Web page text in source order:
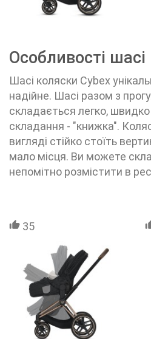
Особливості
Шасі коляски Cybex
надійне. Шасі разом з
складається легко, швидко
складання - "книжка".
вигляді стійко стоїть
мало місця. Ви можете
непомітно розмістити в
35